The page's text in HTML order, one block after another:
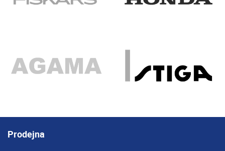
Prodejna